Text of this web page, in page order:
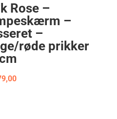
Rose –
–
–
røde prikker